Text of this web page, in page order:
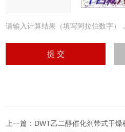
请输入计算结果（填写阿拉伯数字）
上一篇： DWT乙二醇催化剂带式干燥